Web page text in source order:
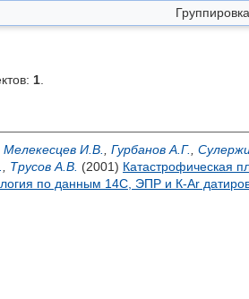
1
Мелекесцев И.В. Гурбанов А.Г.
Трусов А.В. (2001) Катастрофическая
по данным 14С, ЭПР и К-Ar